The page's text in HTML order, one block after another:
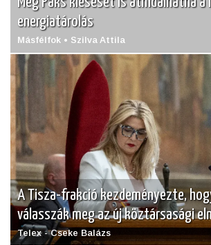
energiatárolás
Másfélfok • Szilva Attila
A Tisza-frakció kezdeményezte,
válasszák meg az új köztársasági
Telex - Cseke Balázs